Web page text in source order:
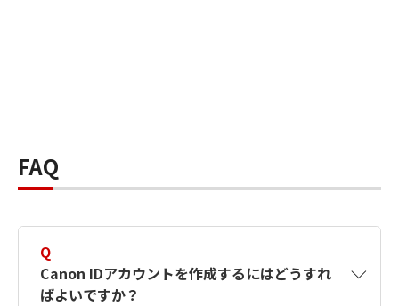
FAQ
Q
Canon IDアカウントを作成するにはどうすれ
ばよいですか？